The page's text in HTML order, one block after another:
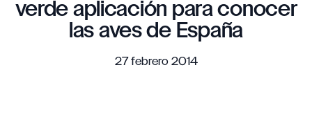
verde aplicación para conocer
las aves de España
27 febrero 2014